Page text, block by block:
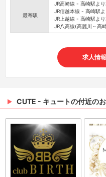
最寄駅
JR高崎線 - 高崎駅よ
JR信越本線 - 高崎駅
JR上越線 - 高崎駅よ
JR八高線(高麗川～高
求人情
CUTE - キュートの付近の